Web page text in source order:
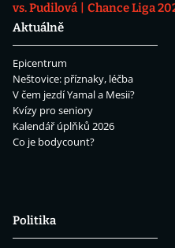
vs. Pudilová
Chance Liga
Aktuálně
Epicentrum
Neštovice: příznaky, léčba
V čem jezdí Yamal a Mesii?
Kvízy pro seniory
Kalendář úplňků 2026
Co je bodycount?
Politika